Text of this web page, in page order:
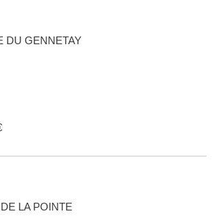
DU GENNETAY
LA POINTE